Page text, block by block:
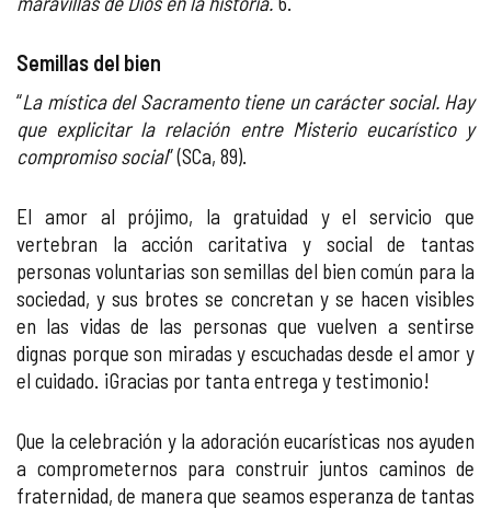
Semillas del bien
“La mística del Sacramento tiene un carácter social. Hay
que explicitar la relación entre Misterio eucarístico y
compromiso social” (SCa, 89).
El amor al prójimo, la gratuidad y el servicio que
vertebran la acción caritativa y social de tantas
personas voluntarias son semillas del bien común para la
sociedad, y sus brotes se concretan y se hacen visibles
en las vidas de las personas que vuelven a sentirse
dignas porque son miradas y escuchadas desde el amor y
el cuidado. ¡Gracias por tanta entrega y testimonio!
Que la celebración y la adoración eucarísticas nos ayuden
a comprometernos para construir juntos caminos de
fraternidad, de manera que seamos esperanza de tantas